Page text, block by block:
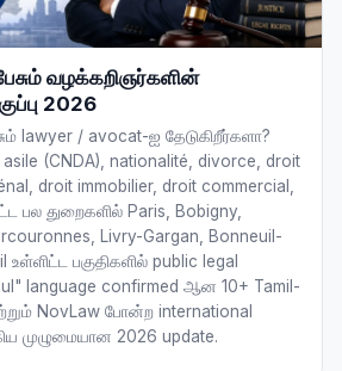
வழக்கறிஞர்களின்
2026
lawyer / avocat-ஐ தேடுகிறீர்களா?
(CNDA), nationalité, divorce, droit
droit immobilier, droit commercial,
பல துறைகளில் Paris, Bobigny,
Livry-Gargan, Bonneuil-
பகுதிகளில் public legal
language confirmed ஆன 10+ Tamil-
NovLaw போன்ற international
முழுமையான 2026 update.